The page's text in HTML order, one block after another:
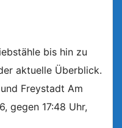
bis hin zu
aktuelle Überblick.
Freystadt Am
gegen 17:48 Uhr,